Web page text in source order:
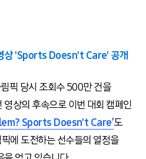
상 'Sports Doesn't Care' 공개
픽 당시 조회수 500만 건을
상의 후속으로 이번 대회 캠페인
Sports Doesn't Care’도
에 도전하는 선수들의 열정을